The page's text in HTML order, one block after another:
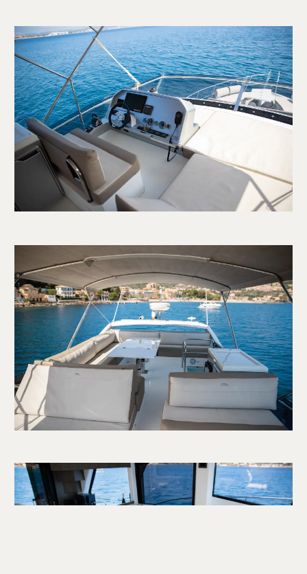
CONTACTEZ NOUS